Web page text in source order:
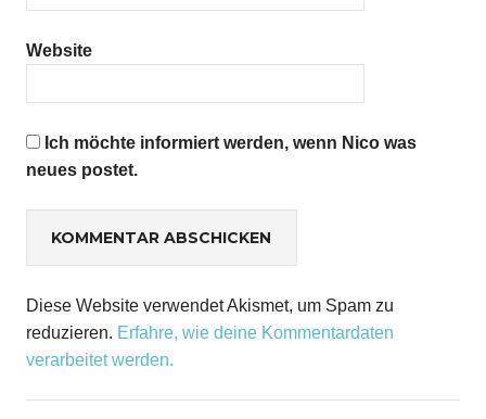
Website
Ich möchte informiert werden, wenn Nico was
neues postet.
Diese Website verwendet Akismet, um Spam zu
reduzieren. Erfahre, wie deine Kommentardaten
verarbeitet werden.